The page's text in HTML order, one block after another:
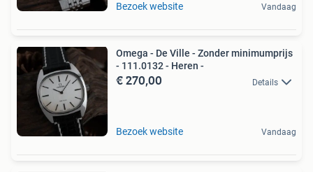
Bezoek website Vandaag
Omega - De Ville - Zonder minimumprijs
- 111.0132 - Heren -
€ 270,00 Details
Bezoek website Vandaag